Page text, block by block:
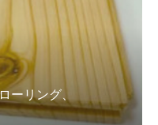
ーリング、